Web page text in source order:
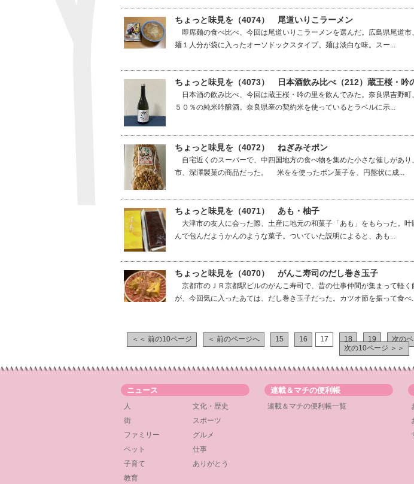
ちょっと味見を（4074） 尾道いりこラーメン
即席麺の食べ比べ、今回は尾道いりこラーメンを選んだ。広島県尾道
麺１人分が袋に入ったオーソドックスタイプ。麺は淡白な味。スー...
ちょっと味見を（4073） 日本酒飲み比べ（212）蔵王桜・吟
日本酒の飲み比べ、今回は蔵王桜・吟の里を飲んでみた。奈良県吉野
５０％の純米吟醸酒。奈良県産の契約米を使っているとラベルに示...
ちょっと味見を（4072） ねぎみそポン
自宅近くのスーパーで、中四国地方の食べ物を集めた小さな催しがあり
市、深澤製菓の商品だった。 米をを使ったポン菓子を、円盤状に成...
ちょっと味見を（4071） あも・柚子
大津市の友人に会った際、土産に地元の和菓子「あも」をもらった。
んで包んだようかんのような菓子。ついていた説明によると、あも...
ちょっと味見を（4070） がんこ寿司のだし巻き玉子
京都市のＪＲ京都駅ビルのがんこ寿司で、昔の仕事仲間が集まって軽く
が、今回気に入ったあては、だし巻き玉子だった。カツオ節を振って食べ...
＜＜ 前の10ページ ＜ 前のページへ 15 16 17 18 19
次の
次の10ページ ＞＞
ニュース
人
文化・歴史
街
スポーツ
ファミリー
グルメ
ペット
仕事
子育て
ありがとう
教育
連載＆マチの便利帳
連載＆マチの便利帳一覧